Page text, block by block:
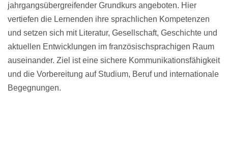
jahrgangsübergreifender Grundkurs angeboten. Hier
vertiefen die Lernenden ihre sprachlichen Kompetenzen
und setzen sich mit Literatur, Gesellschaft, Geschichte und
aktuellen Entwicklungen im französischsprachigen Raum
auseinander. Ziel ist eine sichere Kommunikationsfähigkeit
und die Vorbereitung auf Studium, Beruf und internationale
Begegnungen.